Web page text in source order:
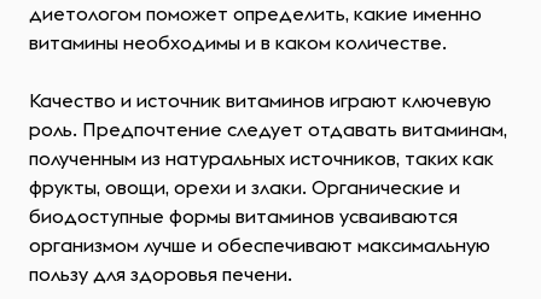
диетологом поможет определить, какие именно
витамины необходимы и в каком количестве.
Качество и источник витаминов играют ключевую
роль. Предпочтение следует отдавать витаминам,
полученным из натуральных источников, таких как
фрукты, овощи, орехи и злаки. Органические и
биодоступные формы витаминов усваиваются
организмом лучше и обеспечивают максимальную
пользу для здоровья печени.